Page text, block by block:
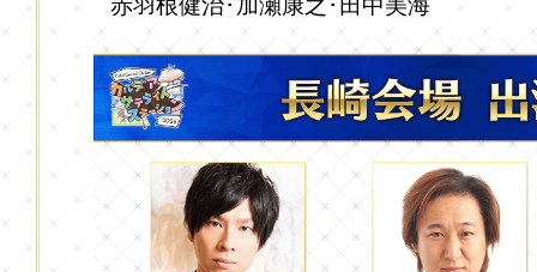
赤羽根健治･加瀬康之･田中美海